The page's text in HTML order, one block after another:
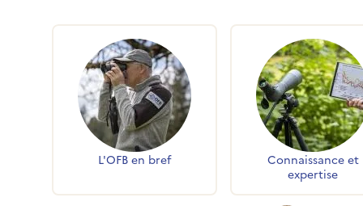
Accès rapides
L'OFB en bref
Connaissance et
expertise